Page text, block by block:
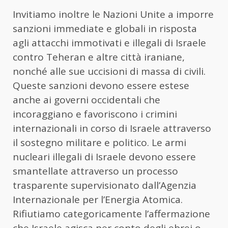
Invitiamo inoltre le Nazioni Unite a imporre
sanzioni immediate e globali in risposta
agli attacchi immotivati e illegali di Israele
contro Teheran e altre città iraniane,
nonché alle sue uccisioni di massa di civili.
Queste sanzioni devono essere estese
anche ai governi occidentali che
incoraggiano e favoriscono i crimini
internazionali in corso di Israele attraverso
il sostegno militare e politico. Le armi
nucleari illegali di Israele devono essere
smantellate attraverso un processo
trasparente supervisionato dall’Agenzia
Internazionale per l’Energia Atomica.
Rifiutiamo categoricamente l’affermazione